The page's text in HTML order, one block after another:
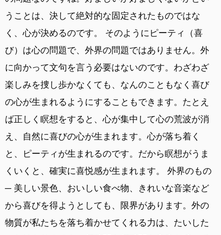
うことは、決して絶対的な固定されたものではな
く、心が決めるのです。 そのようにピーティ（喜
び）は心の問題で、外界の問題ではありません。外
に向かって文句を言う必要はないのです。わざわざ
楽しみを捜し歩かなくても、なんのこともなく喜び
の心が生まれるようにすることもできます。たとえ
ば正しく瞑想をすると、心が集中して心の荒波が消
え、自然に喜びの心が生まれます。心が落ち着く
と、ピーティが生まれるのです。だから瞑想がうま
くいくと、確実に喜悦感が生まれます。 外界のもの
─ 美しい景色、おいしい食べ物、きれいな音楽など
から喜びを得ようとしても、限界があります。外の
物質が私たちを落ち着かせてくれる力は、たいした